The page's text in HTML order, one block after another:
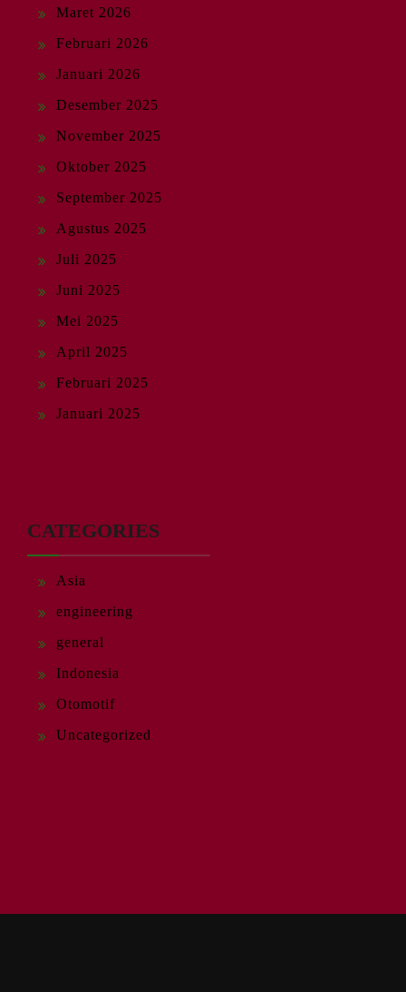
Maret 2026
Februari 2026
Januari 2026
Desember 2025
November 2025
Oktober 2025
September 2025
Agustus 2025
Juli 2025
Juni 2025
Mei 2025
April 2025
Februari 2025
Januari 2025
CATEGORIES
Asia
engineering
general
Indonesia
Otomotif
Uncategorized